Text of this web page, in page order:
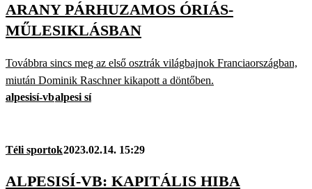
ARANY PÁRHUZAMOS ÓRIÁS-
MŰLESIKLÁSBAN
Továbbra sincs meg az első osztrák világbajnok Franciaországban,
miután Dominik Raschner kikapott a döntőben.
alpesisí-vbalpesi sí
Téli sportok2023.02.14. 15:29
ALPESISÍ-VB: KAPITÁLIS HIBA